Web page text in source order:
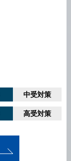
中受対策
高受対策